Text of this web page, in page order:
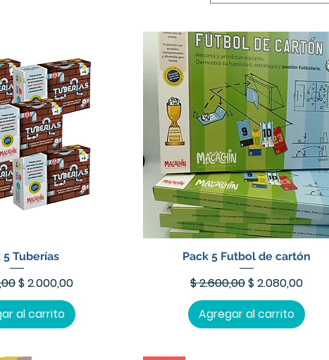
5 Tuberías
Precio de oferta
$ 2.000,00
al carrito
Pack 5 Futbol de cartón
Precio
$ 2.600,00Precio de oferta
$ 2.080,00
Agregar al carrito